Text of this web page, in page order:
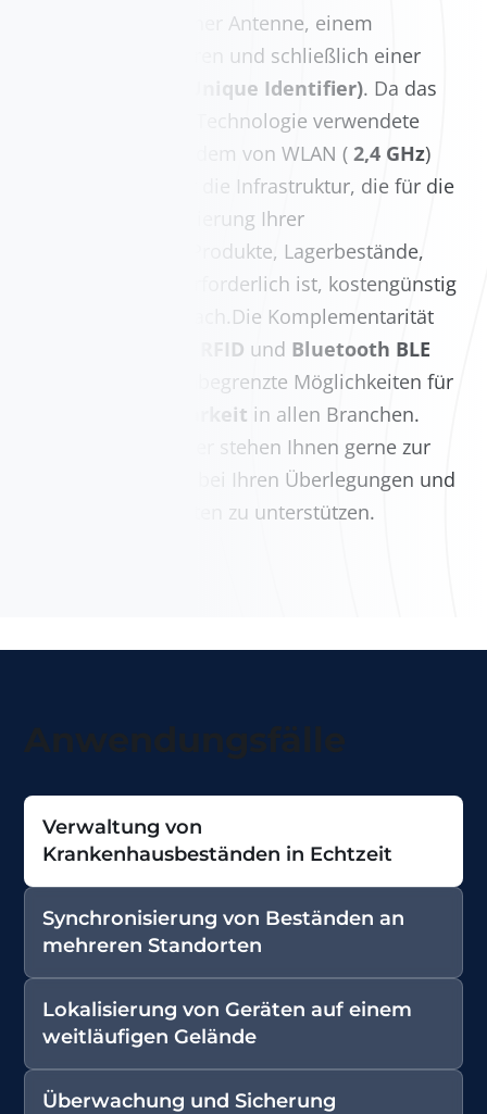
Mikrocontroller, einer Antenne, einem
Funkmodul, Sensoren und schließlich einer
UUID (Universal Unique Identifier). Da das
von der Bluetooth-Technologie verwendete
Frequenzband mit dem von WLAN (2,4 GHz)
vergleichbar ist, ist die Infrastruktur, die für die
Echtzeit-Geolokalisierung Ihrer
Vermögenswerte (Produkte, Lagerbestände,
Maschinen usw.) erforderlich ist, kostengünstig
und technisch einfach.Die Komplementarität
passiver RFID und Bluetooth BLE
eröffnet nahezu unbegrenzte Möglichkeiten für
die Rückverfolgbarkeit in allen Branchen.
Unsere Solid-Berater stehen Ihnen gerne zur
Verfügung, um Sie bei Ihren Überlegungen und
zukünftigen Projekten zu unterstützen.
Anwendungsfälle
Verwaltung von
Krankenhausbeständen in Echtzeit
Synchronisierung von Beständen an
mehreren Standorten
Lokalisierung von Geräten auf einem
weitläufigen Gelände
Überwachung und Sicherung